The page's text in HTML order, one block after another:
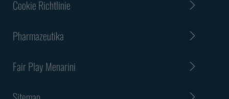
Cookie Richtlinie
Pharmazeutika
Fair Play Menarini